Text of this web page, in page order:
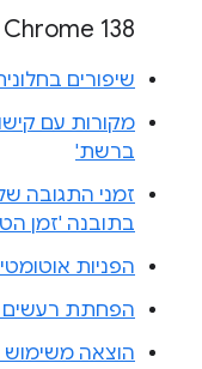
Chrome 138
שיפורים
מקורות עם
ברשת'
זמני התגובה
בתובנה 'זמן
הפניות
הפחתת רעשים
הוצאה